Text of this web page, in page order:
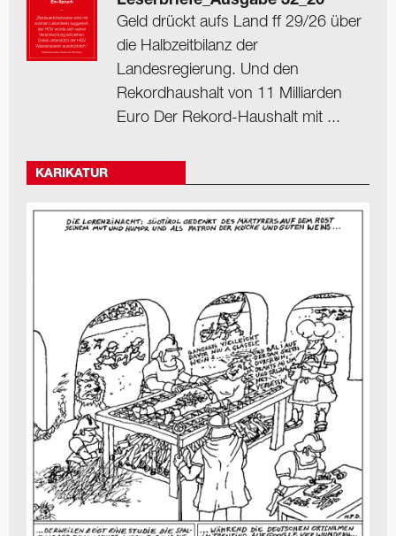
Geld drückt aufs Land ff 29/26 über
die Halbzeitbilanz der
Landesregierung. Und den
Rekordhaushalt von 11 Milliarden
Euro Der Rekord-Haushalt mit ...
KARIKATUR